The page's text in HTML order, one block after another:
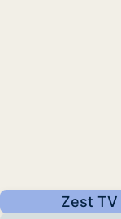
Zest